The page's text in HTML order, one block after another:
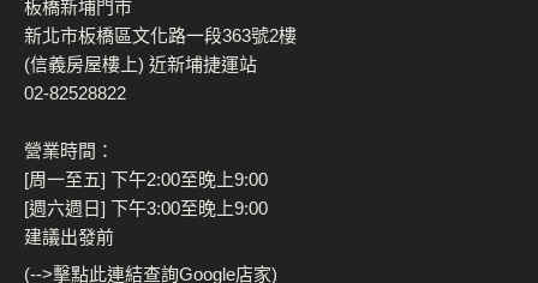
板橋新埔門市
新北市板橋區文化路一段363號2樓
(信義房屋樓上) 近新埔捷運站
02-82528822
營業時間：
[周一至五] 下午2:00至晚上9:00
[週六週日] 下午3:00至晚上9:00
建議出發前
(-->擊點此連結查詢Google店家)